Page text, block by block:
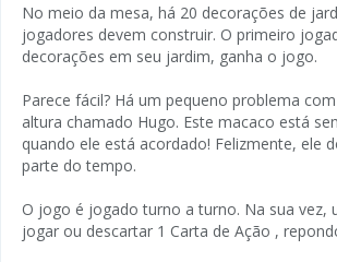
No meio da mesa, há 20 decorações de
jogadores devem construir. O primeiro
decorações em seu jardim, ganha o jogo.
Parece fácil? Há um pequeno problema
altura chamado Hugo. Este macaco está
quando ele está acordado! Felizmente, ele
parte do tempo.
O jogo é jogado turno a turno. Na sua vez,
jogar ou descartar 1 Carta de Ação ,